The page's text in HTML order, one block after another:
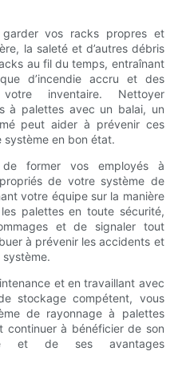
vos racks propres et
la saleté et d’autres débris
au fil du temps, entraînant
d’incendie accru et des
inventaire. Nettoyer
à palettes avec un balai, un
peut aider à prévenir ces
système en bon état.
former vos employés à
de votre système de
votre équipe sur la manière
palettes en toute sécurité,
et de signaler tout
à prévenir les accidents et
et en travaillant avec
stockage compétent, vous
de rayonnage à palettes
continuer à bénéficier de son
et de ses avantages